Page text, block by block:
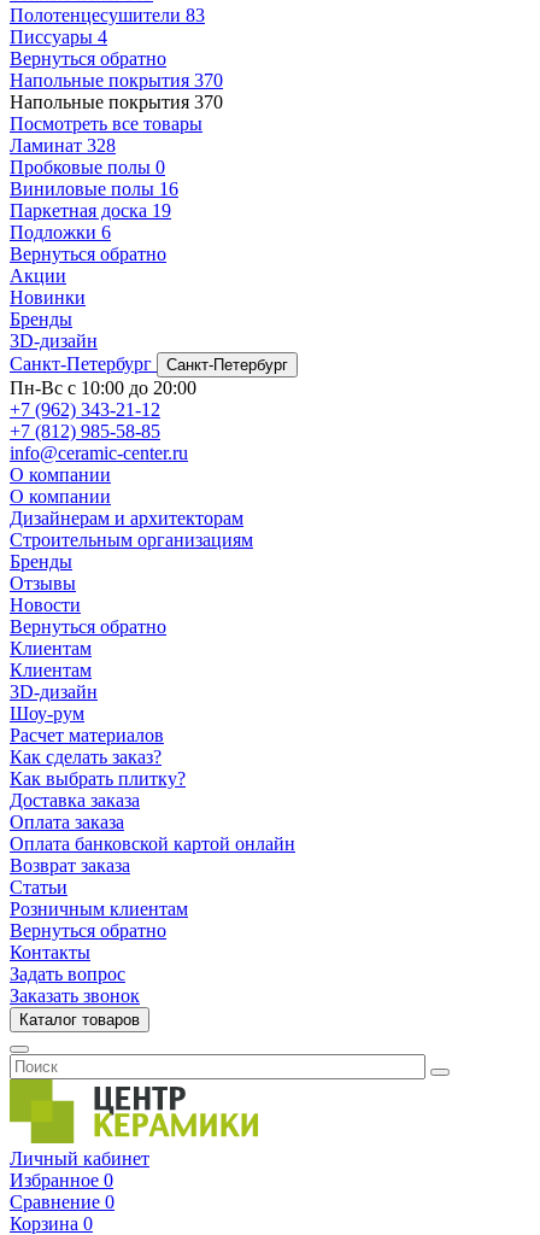
Полотенцесушители 83
Писсуары 4
Вернуться обратно
Напольные покрытия 370
Напольные покрытия 370
Посмотреть все товары
Ламинат 328
Пробковые полы 0
Виниловые полы 16
Паркетная доска 19
Подложки 6
Вернуться обратно
Акции
Новинки
Бренды
3D-дизайн
Санкт-Петербург
Санкт-Петербург
Пн-Вс с 10:00 до 20:00
+7 (962) 343-21-12
+7 (812) 985-58-85
info@ceramic-center.ru
О компании
О компании
Дизайнерам и архитекторам
Строительным организациям
Бренды
Отзывы
Новости
Вернуться обратно
Клиентам
Клиентам
3D-дизайн
Шоу-рум
Расчет материалов
Как сделать заказ?
Как выбрать плитку?
Доставка заказа
Оплата заказа
Оплата банковской картой онлайн
Возврат заказа
Статьи
Розничным клиентам
Вернуться обратно
Контакты
Задать вопрос
Заказать звонок
Каталог товаров
Личный кабинет
Избранное 0
Сравнение 0
Корзина 0